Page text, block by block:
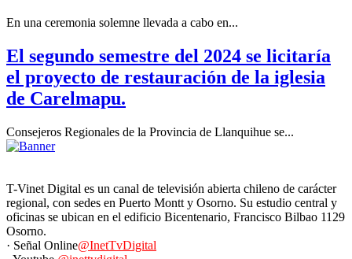
En una ceremonia solemne llevada a cabo en...
El segundo semestre del 2024 se licitaría
el proyecto de restauración de la iglesia
de Carelmapu.
Consejeros Regionales de la Provincia de Llanquihue se...
T-Vinet Digital es un canal de televisión abierta chileno de carácter
regional, con sedes en Puerto Montt y Osorno. Su estudio central y
oficinas se ubican en el edificio Bicentenario, Francisco Bilbao 1129
Osorno.
· Señal Online@InetTvDigital